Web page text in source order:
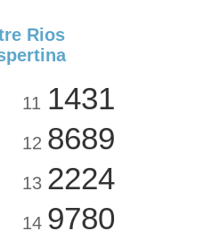
Rios
11 1431
12 8689
13 2224
14 9780